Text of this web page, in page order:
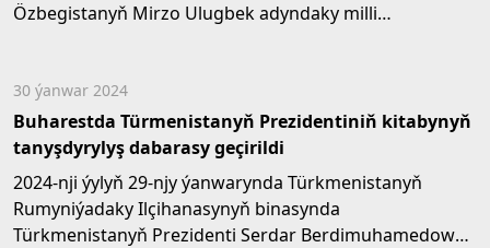
Özbegistanyň Mirzo Ulugbek adyndaky milli
30 ýanwar 2024
Buharestda Türmenistanyň Prezidentiniň kitabynyň
tanyşdyrylyş dabarasy geçirildi
2024-nji ýylyň 29-njy ýanwarynda Türkmenistanyň
Rumyniýadaky Ilçihanasynyň binasynda
Türkmenistanyň Prezidenti Serdar Berdimuhamedowyň